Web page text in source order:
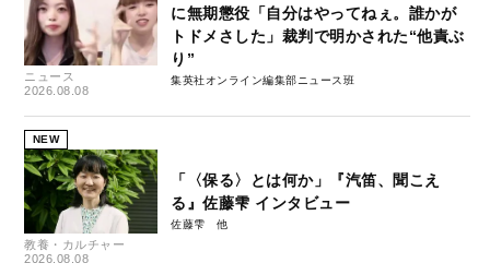
ニュース
2026.08.08
に無期懲役「自分はやってねぇ。誰かが
トドメさした」裁判で明かされた“他責ぶ
り”
集英社オンライン編集部ニュース班
NEW
教養・カルチャー
2026.08.08
「〈保る〉とは何か」『汽笛、聞こえ
る』佐藤雫 インタビュー
佐藤雫